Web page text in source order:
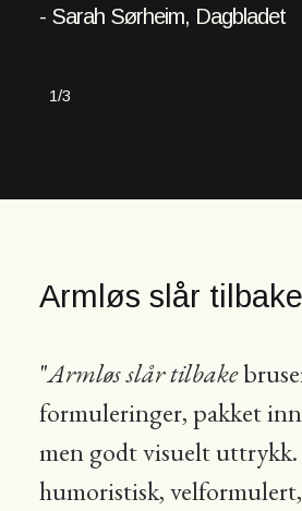
- Sarah Sørheim, Dagbladet
1 3
Armløs slår
"Armløs slår tilbake
formuleringer, pakket
men godt visuelt uttrykk.
humoristisk,